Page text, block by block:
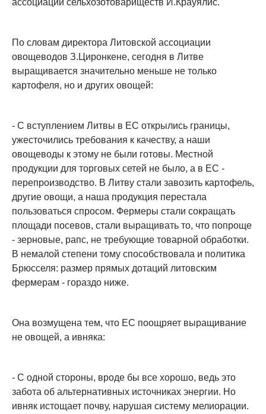
По словам директора Литовской ассоциации
овощеводов З.Циронкене, сегодня в Литве
выращивается значительно меньше не только
картофеля, но и других овощей:
- С вступлением Литвы в ЕС открылись границы,
ужесточились требования к качеству, а наши
овощеводы к этому не были готовы. Местной
продукции для торговых сетей не было, а в ЕС -
перепроизводство. В Литву стали завозить картофель,
другие овощи, а наша продукция перестала
пользоваться спросом. Фермеры стали сокращать
площади посевов, стали выращивать то, что попроще
- зерновые, рапс, не требующие товарной обработки.
В немалой степени тому способствовала и политика
Брюсселя: размер прямых дотаций литовским
фермерам - гораздо ниже.
Она возмущена тем, что ЕС поощряет выращивание
не овощей, а ивняка:
- С одной стороны, вроде бы все хорошо, ведь это
забота об альтернативных источниках энергии. Но
ивняк истощает почву, нарушая систему мелиорации.